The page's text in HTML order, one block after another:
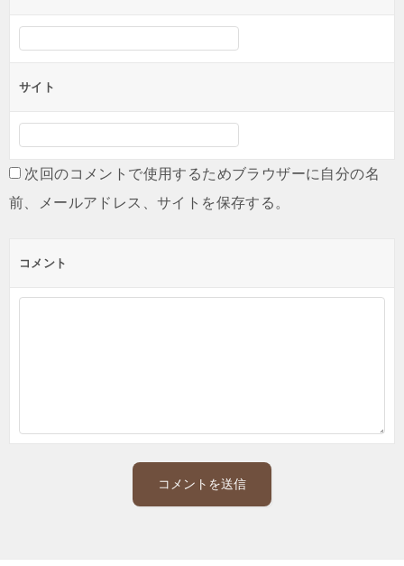
サイト
次回のコメントで使用するためブラウザーに自分の名
前、メールアドレス、サイトを保存する。
コメント